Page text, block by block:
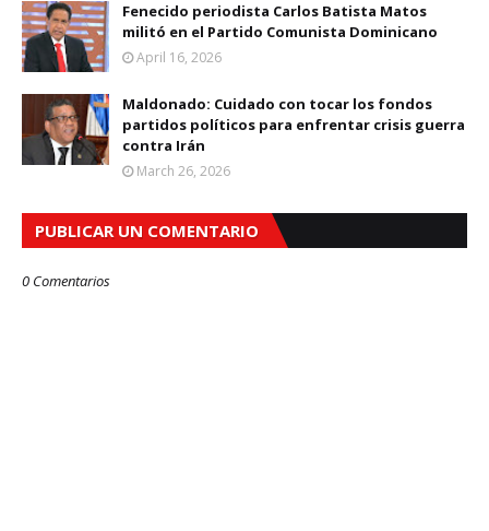
Fenecido periodista Carlos Batista Matos
militó en el Partido Comunista Dominicano
April 16, 2026
Maldonado: Cuidado con tocar los fondos
partidos políticos para enfrentar crisis guerra
contra Irán
March 26, 2026
PUBLICAR UN COMENTARIO
0 Comentarios